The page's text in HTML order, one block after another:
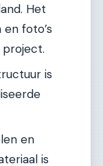
Het
foto’s
is
en
is